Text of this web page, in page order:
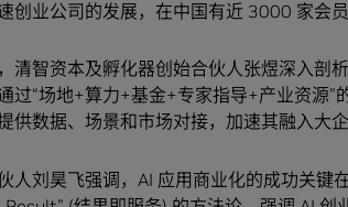
创业公司的发展，在中国有近 3000 家会
清智资本及孵化器创始合伙人张煜深入剖
过“场地+算力+基金+专家指导+产业资源
供数据、场景和市场对接，加速其融入大
人刘昊飞强调，AI 应用商业化的成功关键